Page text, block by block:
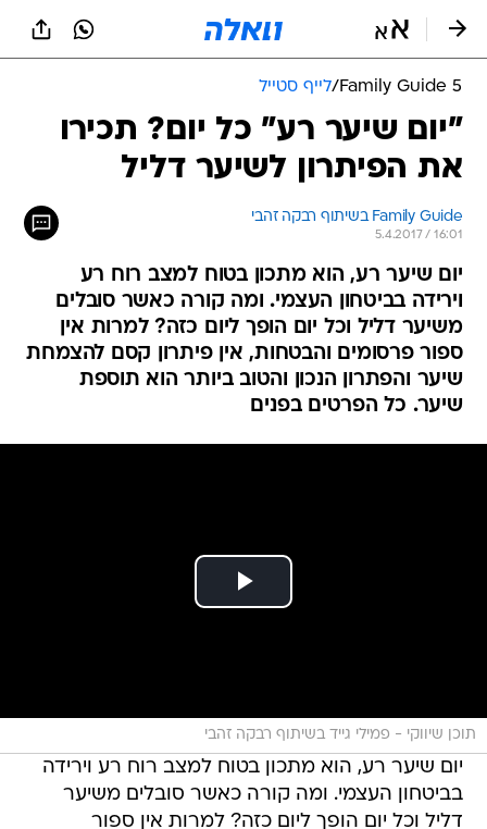
Family Guide 5
/לייף סטייל
"יום שיער רע" כל יום? תכירו
את הפיתרון לשיער דליל
Family Guide בשיתוף רבקה זהבי
5.4.2017 / 16:01
יום שיער רע, הוא מתכון בטוח למצב רוח רע
וירידה בביטחון העצמי. ומה קורה כאשר סובלים
משיער דליל וכל יום הופך ליום כזה? למרות אין
ספור פרסומים והבטחות, אין פיתרון קסם להצמחת
שיער והפתרון הנכון והטוב ביותר הוא תוספת
שיער. כל הפרטים בפנים
תוכן שיווקי - פמילי גייד בשיתוף רבקה זהבי
יום שיער רע, הוא מתכון בטוח למצב רוח רע וירידה
בביטחון העצמי. ומה קורה כאשר סובלים משיער
דליל וכל יום הופך ליום כזה? למרות אין ספור